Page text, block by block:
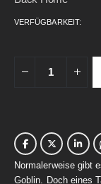
VERFÜGBARKEIT:
Normalerweise gibt
Goblin. Doch eines